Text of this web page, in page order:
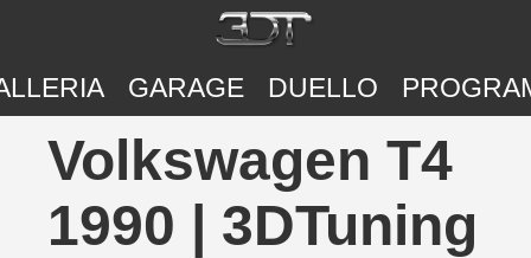
GARAGE DUELLO
Volkswagen T4
1990 | 3DTuning